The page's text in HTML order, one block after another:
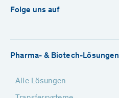
Folge uns auf
Pharma- & Biotech-Lösungen
Alle Lösungen